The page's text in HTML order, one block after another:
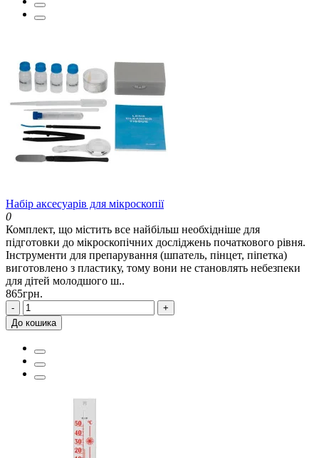
Набір аксесуарів для мікроскопії
0
Комплект, що містить все найбільш необхідніше для
підготовки до мікроскопічних досліджень початкового рівня.
Інструменти для препарування (шпатель, пінцет, піпетка)
виготовлено з пластику, тому вони не становлять небезпеки
для дітей молодшого ш..
865грн.
-
+
До кошика